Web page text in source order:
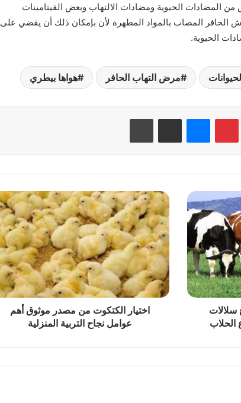
المضادات الحيوية ومضادات الالتهاب وبعض الفيتامينات
الحافر المصاب بالمواد المطهرة لأن بإمكان ذلك أن يقضي على
الحيوية.
مرض التهاب الحافر هواها بيطري
بينتيريستماسنجر مشاركة عبر البريد طباعة
سلالات
الحلاب
اختيار
الكتكوت
من
مصدر
موثوق
أهم
عوامل
نجاح
التربية
المنزليةاختيار الكتكوت من مصدر موثوق أهم
عوامل نجاح التربية المنزلية